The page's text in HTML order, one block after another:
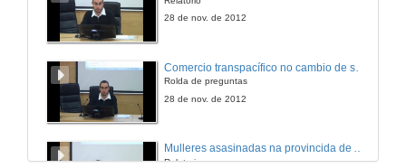
28 de nov. de 2012
Rolda de preguntas
28 de nov. de 2012
Mulleres asasinadas na provincida de A Coruña (1936 - 1939)
Relatorio